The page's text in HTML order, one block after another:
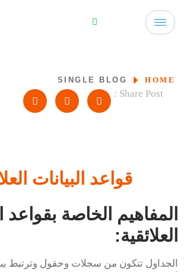
HOME
SINGLE BLOG
Share Post :
قواعد البيانات
المفاهيم الخاصة بقواعد
العلائقية:
الجداول تتكون من سجلات وحقول وترتبط